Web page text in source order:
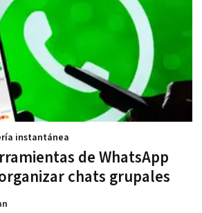
de WhatsApp
chats grupales
instantánea